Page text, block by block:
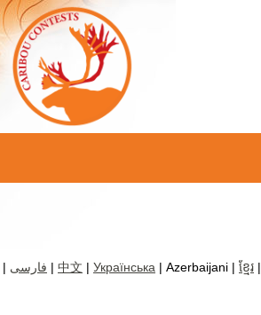
| فارسی | 中文 | Українська | Azerbaijani | ខ្មែរ